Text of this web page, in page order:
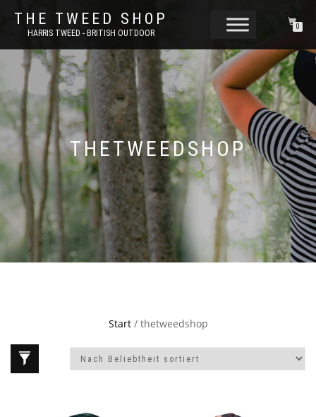
THE TWEED SHOP
HARRIS TWEED - BRITISH OUTDOOR
0
THETWEEDSHOP
Start/ thetweedshop